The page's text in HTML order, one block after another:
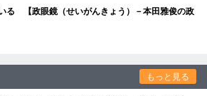
る 【政眼鏡（せいがんきょう）－本田雅俊の政
もっと見る